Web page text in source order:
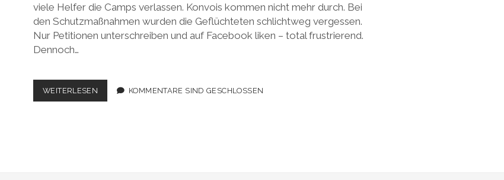
viele Helfer die Camps verlassen. Konvois kommen nicht mehr durch. Bei
den Schutzmaßnahmen wurden die Geflüchteten schlichtweg vergessen.
Nur Petitionen unterschreiben und auf Facebook liken – total frustrierend.
Dennoch…
WEITERLESEN
NOT
KOMMENTARE SIND GESCHLOSSEN